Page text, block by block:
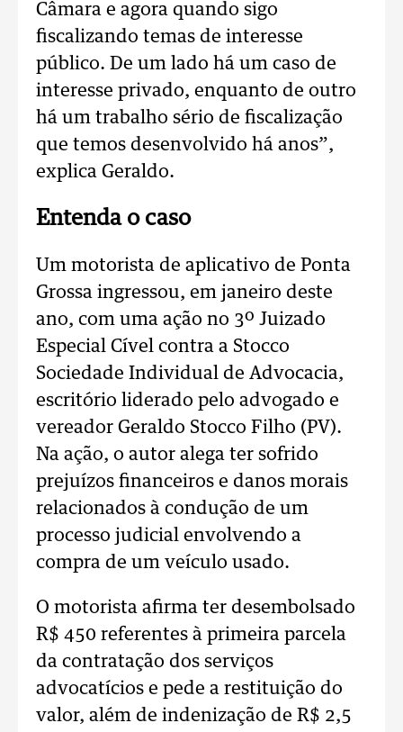
Câmara e agora quando sigo
fiscalizando temas de interesse
público. De um lado há um caso de
interesse privado, enquanto de outro
há um trabalho sério de fiscalização
que temos desenvolvido há anos”,
explica Geraldo.
Entenda o caso
Um motorista de aplicativo de Ponta
Grossa ingressou, em janeiro deste
ano, com uma ação no 3º Juizado
Especial Cível contra a Stocco
Sociedade Individual de Advocacia,
escritório liderado pelo advogado e
vereador Geraldo Stocco Filho (PV).
Na ação, o autor alega ter sofrido
prejuízos financeiros e danos morais
relacionados à condução de um
processo judicial envolvendo a
compra de um veículo usado.
O motorista afirma ter desembolsado
R$ 450 referentes à primeira parcela
da contratação dos serviços
advocatícios e pede a restituição do
valor, além de indenização de R$ 2,5